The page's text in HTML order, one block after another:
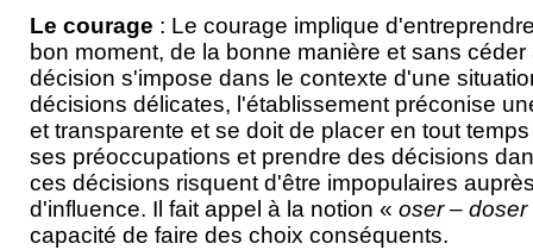
Le courage : Le courage implique
bon moment, de la bonne manière et sans
décision s'impose dans le contexte d'une
décisions délicates, l'établissement préconise
et transparente et se doit de placer en tout
ses préoccupations et prendre des décisions
ces décisions risquent d'être impopulaires
d'influence. Il fait appel à la notion « oser – doser
capacité de faire des choix conséquents.